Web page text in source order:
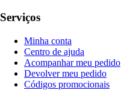
Serviços
Minha conta
Centro de ajuda
Acompanhar meu pedido
Devolver meu pedido
Códigos promocionais